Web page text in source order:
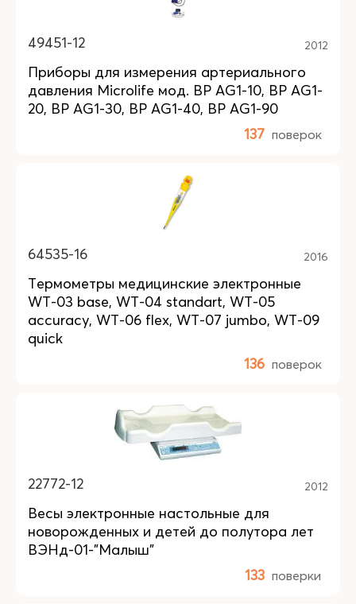
49451-12 2012
Приборы для измерения артериального
давления Microlife мод. BP AG1-10, BP AG1-
20, BP AG1-30, BP AG1-40, BP AG1-90
137 поверок
64535-16 2016
Термометры медицинские электронные
WТ-03 base, WТ-04 standart, WТ-05
accuracy, WТ-06 flex, WТ-07 jumbo, WТ-09
quick
136 поверок
22772-12 2012
Весы электронные настольные для
новорожденных и детей до полутора лет
ВЭНд-01-"Малыш"
133 поверки